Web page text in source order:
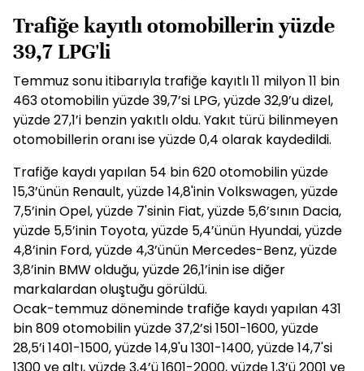
Trafiğe kayıtlı otomobillerin yüzde
39,7 LPG'li
Temmuz sonu itibarıyla trafiğe kayıtlı 11 milyon 11 bin
463 otomobilin yüzde 39,7’si LPG, yüzde 32,9’u dizel,
yüzde 27,1’i benzin yakıtlı oldu. Yakıt türü bilinmeyen
otomobillerin oranı ise yüzde 0,4 olarak kaydedildi.
Trafiğe kaydı yapılan 54 bin 620 otomobilin yüzde
15,3’ünün Renault, yüzde 14,8'inin Volkswagen, yüzde
7,5’inin Opel, yüzde 7'sinin Fiat, yüzde 5,6’sının Dacia,
yüzde 5,5’inin Toyota, yüzde 5,4’ünün Hyundai, yüzde
4,8’inin Ford, yüzde 4,3’ünün Mercedes-Benz, yüzde
3,8’inin BMW olduğu, yüzde 26,1’inin ise diğer
markalardan oluştuğu görüldü.
Ocak-temmuz döneminde trafiğe kaydı yapılan 431
bin 809 otomobilin yüzde 37,2’si 1501-1600, yüzde
28,5’i 1401-1500, yüzde 14,9'u 1301-1400, yüzde 14,7'si